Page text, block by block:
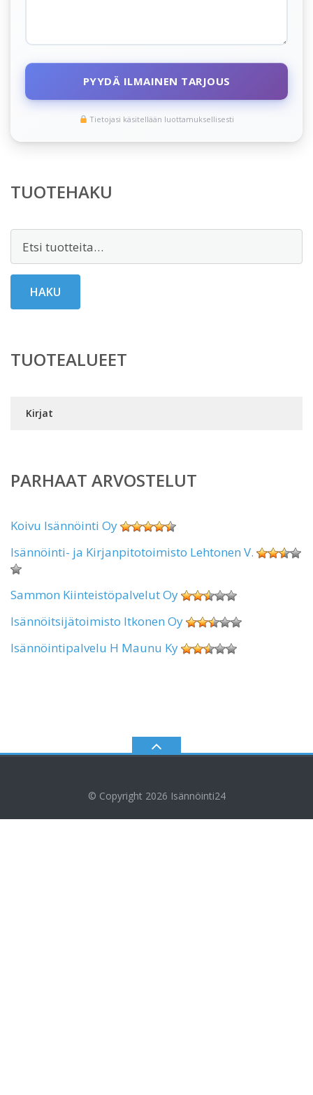
PYYDÄ ILMAINEN TARJOUS
Tietojasi käsitellään luottamuksellisesti
TUOTEHAKU
HAKU
TUOTEALUEET
Kirjat
PARHAAT ARVOSTELUT
Koivu Isännöinti Oy
Isännöinti- ja Kirjanpitotoimisto Lehtonen V.
Sammon Kiinteistöpalvelut Oy
Isännöitsijätoimisto Itkonen Oy
Isännöintipalvelu H Maunu Ky
© Copyright 2026 Isännöinti24